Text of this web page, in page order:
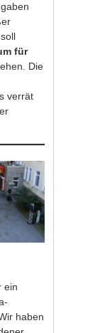
für
Die
verrät
ein
haben